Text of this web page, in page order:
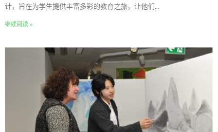
计，旨在为学生提供丰富多彩的教育之旅，让他们...
继续阅读 »